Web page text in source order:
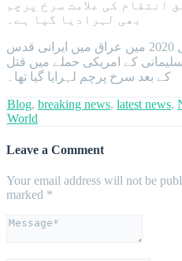
انتقام کی علامت سرخ پرچم
بھی لہرادیا گیا ہے۔
خیال رہے کہ اس سے قبل 2020 میں عراق میں ایرانی قدس
کے امریکی حملے میں قتل
کے بعد سرخ پرچم لہرایا گیا تھا۔
Blog, breaking news, latest news,
World
Leave a Comment
Your email address will not be
marked *